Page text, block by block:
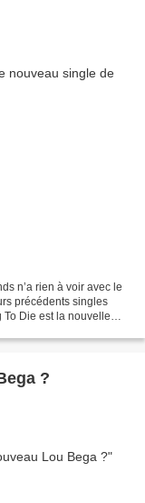
n’a rien à voir avec le
précédents singles
To Die est la nouvelle
?